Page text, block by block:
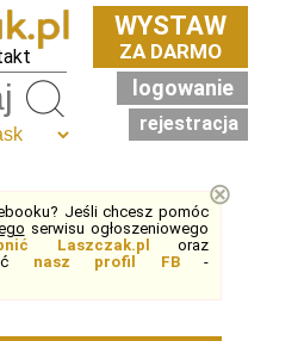
WYSTAW
ZA DARMO
logowanie
rejestracja
Jeśli chcesz pomóc
serwisu ogłoszeniowego
Laszczak.pl
oraz
nasz profil FB-
⊗